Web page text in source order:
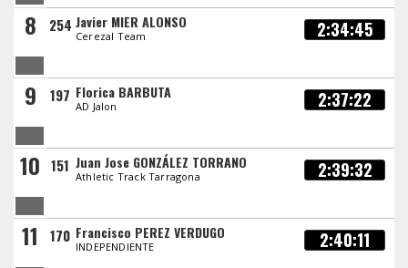
8 254 Javier MIER ALONSO
Cerezal Team 2:34:45
9 197 Florica BARBUTA
AD Jalon 2:37:22
10 151 Juan Jose GONZÁLEZ TORRANO
Athletic Track Tarragona 2:39:32
11 170 Francisco PEREZ VERDUGO
INDEPENDIENTE 2:40:11